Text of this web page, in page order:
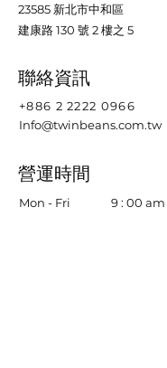
23585 新北市中和區
建康路 130 號 2 樓之 5
聯絡資訊
+886 2 2222 0966
Info@twinbeans.com.tw
​營運時間
Mon - Fri 9 : 00